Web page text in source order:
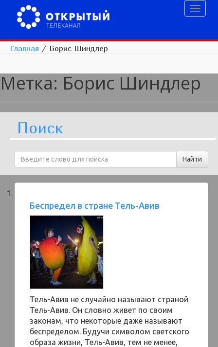
Главная / Борис Шиндлер
Метка: Борис Шиндлер
Поиск
Беспредел в стране Тель-Авив
Тель-Авив не случайно называют страной
Тель-Авив. Он словно живет по своим
законам, что некоторые даже называют
беспределом. Будучи символом светского
образа жизни, Тель-Авив, тем не менее,